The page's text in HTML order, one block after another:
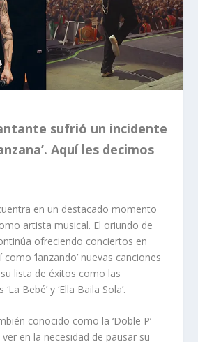
sufrió un incidente
Aquí les decimos
en un destacado momento
artista musical. El oriundo de
ofreciendo conciertos en
‘lanzando’ nuevas canciones
lista de éxitos como las
Bebé’ y ‘Ella Baila Sola’.
conocido como la ‘Doble P’
en la necesidad de pausar su